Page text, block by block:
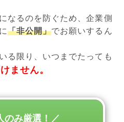
なるのを防ぐため、企業側
「非公開」でお願いするん
る限り、いつまでたっても
ません。
のみ厳選！／